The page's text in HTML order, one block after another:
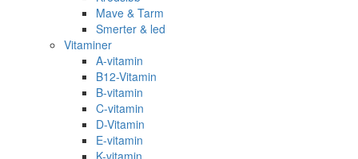
Mave & Tarm
Smerter & led
Vitaminer
A-vitamin
B12-Vitamin
B-vitamin
C-vitamin
D-Vitamin
E-vitamin
K-vitamin